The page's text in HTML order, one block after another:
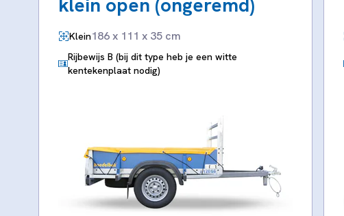
Klein186 x 111 x 35 cm
Rijbewijs B (bij dit type heb je een witte
kentekenplaat nodig)